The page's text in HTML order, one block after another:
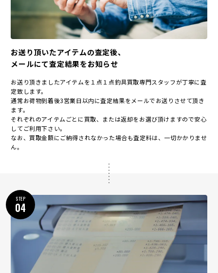
お送り頂いたアイテムの査定後、
メールにて査定結果をお知らせ
お送り頂きましたアイテムを１点１点釣具買取専門スタッフが丁寧に査
定致します。
通常お荷物到着後3営業日以内に査定結果をメールでお送りさせて頂き
ます。
それぞれのアイテムごとに買取、または返却をお選び頂けますので安心
してご利用下さい。
なお、買取金額にご納得されなかった場合も査定料は、一切かかりませ
ん。
STEP
04